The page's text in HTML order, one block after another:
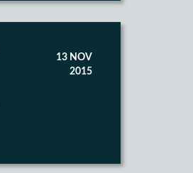
13 NOV
2015